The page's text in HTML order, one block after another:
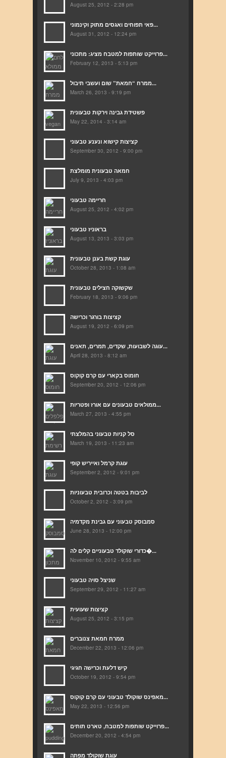
August 25, 2012 - 2:28 pm
פאי תפוחים ואגסים מתוק וקינמוני...
August 31, 2012 - 12:24 pm
פרוייקט שותפות למטבח מציג: מתכוני...
February 12, 2013 - 5:13 pm
ממרח “חמאת” שום ועשבי תיבול...
March 26, 2013 - 9:19 pm
פשטידת גבינה וירקות טבעונית
May 22, 2014 - 3:14 am
קציצות קישוא ונענע טבעוני
September 30, 2012 - 9:00 pm
חמאה טבעונית מומלצת
July 9, 2013 - 4:03 pm
חריימה טבעוני
August 25, 2012 - 4:02 pm
בראוניז טבעוני
August 13, 2013 - 3:03 pm
עוגת קשת בענן טבעונית
October 28, 2013 - 1:08 am
שקשוקה חצילים טבעונית
February 18, 2013 - 9:06 pm
קציצות בורגר וכרישה
August 19, 2012 - 6:09 pm
עוגה לשבועות, שקדים, תמרים, תאנים...
April 28, 2013 - 8:12 am
חומוס בקארי עם קרם קוקוס
September 20, 2012 - 12:06 pm
ממולאים טבעונים עם אורז ופטריות...
March 27, 2013 - 4:55 pm
סל קניות טבעוני בהמלצתי
March 19, 2013 - 11:23 am
עוגת קרמל ואייריש קופי
September 2, 2012 - 9:01 pm
לביבות בטטה וכרובית טבעוניות
October 2, 2012 - 3:09 pm
סמבוסק טבעוני עם גבינת מקדמיה
June 28, 2013 - 12:00 pm
כדורי שוקולד טבעוניים קלים לה�...
November 10, 2012 - 9:55 am
שניצל סויה טבעוני
September 29, 2012 - 11:27 am
קציצות שעועית
August 25, 2012 - 3:15 pm
ממרח חמאת צנוברים
December 22, 2013 - 12:06 pm
קיש דלעת וכרישה חגיגי
October 19, 2012 - 9:54 pm
מאפינס שוקולד טבעוני עם קרם קוקוס...
May 22, 2013 - 12:56 pm
פרוייקט שותפות למטבח, טארט תותים...
December 20, 2012 - 4:54 pm
עוגת שוקולד מפתה